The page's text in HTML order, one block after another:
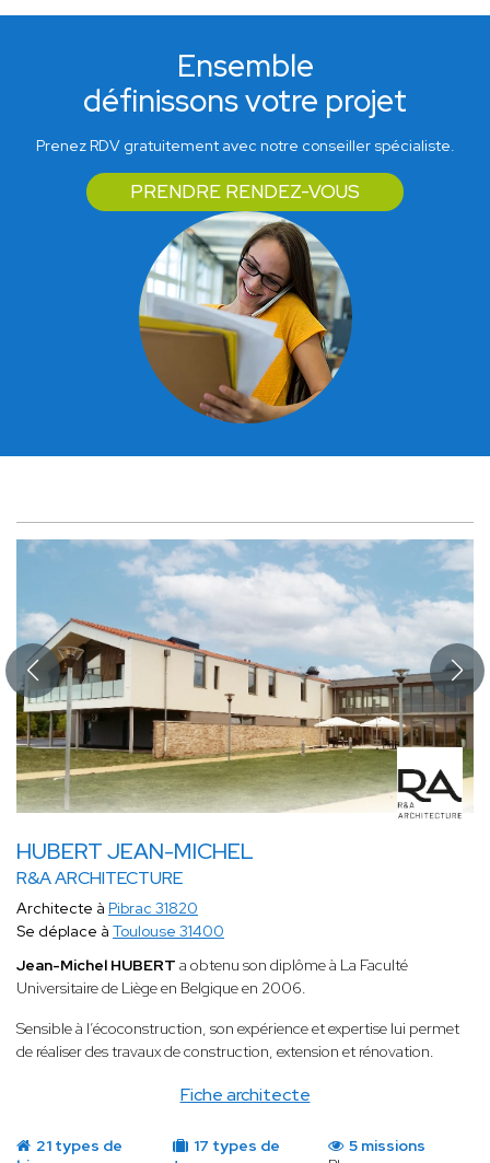
Ensemble
définissons votre projet
Prenez RDV gratuitement avec notre conseiller spécialiste.
PRENDRE RENDEZ-VOUS
HUBERT JEAN-MICHEL
R&A ARCHITECTURE
Fiche architecte
Architecte à Pibrac 31820
Se déplace à Toulouse 31400
Jean-Michel HUBERT a obtenu son diplôme à La Faculté
Universitaire de Liège en Belgique en 2006.
Sensible à l’écoconstruction, son expérience et expertise lui permet
de réaliser des travaux de construction, extension et rénovation.
21 types de
17 types de
5 missions